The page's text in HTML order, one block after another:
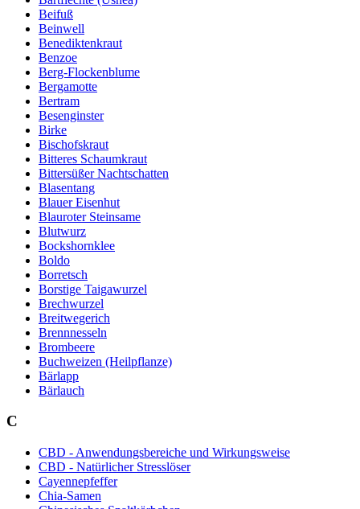
Beifuß
Beinwell
Benediktenkraut
Benzoe
Berg-Flockenblume
Bergamotte
Bertram
Besenginster
Birke
Bischofskraut
Bitteres Schaumkraut
Bittersüßer Nachtschatten
Blasentang
Blauer Eisenhut
Blauroter Steinsame
Blutwurz
Bockshornklee
Boldo
Borretsch
Borstige Taigawurzel
Brechwurzel
Breitwegerich
Brennnesseln
Brombeere
Buchweizen (Heilpflanze)
Bärlapp
Bärlauch
C
CBD - Anwendungsbereiche und Wirkungsweise
CBD - Natürlicher Stresslöser
Cayennepfeffer
Chia-Samen